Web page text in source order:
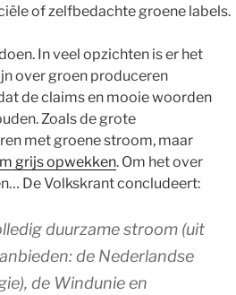
of zelfbedachte groene labels.
In veel opzichten is er het
over groen produceren
de claims en mooie woorden
Zoals de grote
met groene stroom, maar
grijs opwekken. Om het over
De Volkskrant concludeert:
duurzame stroom (uit
de Nederlandse
de Windunie en